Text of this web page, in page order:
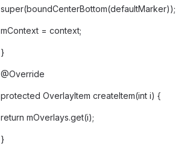
super(boundCenterBottom(defaultMarker));
mContext = context;
}
@Override
protected OverlayItem createItem(int i) {
return mOverlays.get(i);
}